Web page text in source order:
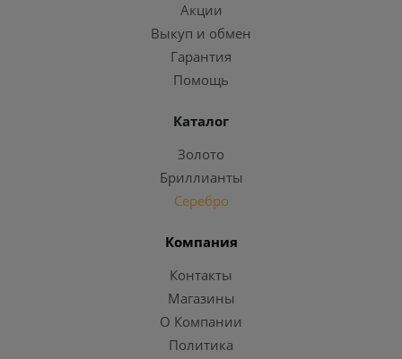
Акции
Выкуп и обмен
Гарантия
Помощь
Каталог
Золото
Бриллианты
Серебро
Компания
Контакты
Магазины
О Компании
Политика